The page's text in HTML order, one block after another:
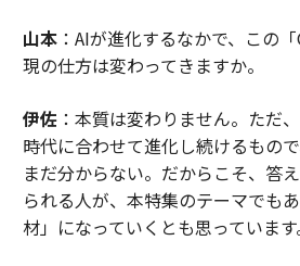
山本：AIが進化するなかで、この
現の仕方は変わってきますか。
伊佐：本質は変わりません。ただ
時代に合わせて進化し続けるもの
まだ分からない。だからこそ、答
られる人が、本特集のテーマでも
材」になっていくとも思っています